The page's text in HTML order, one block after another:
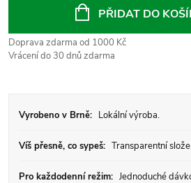
PŘIDAT DO
Doprava zdarma od 1000 Kč
Vrácení do 30 dnů zdarma
Vyrobeno v Brně: Lokální výroba.
Víš přesně, co sypeš: Transparentní
Pro každodenní režim: Jednoduché